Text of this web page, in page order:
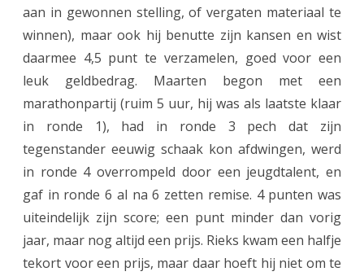
aan in gewonnen stelling, of vergaten materiaal te
winnen), maar ook hij benutte zijn kansen en wist
daarmee 4,5 punt te verzamelen, goed voor een
leuk geldbedrag. Maarten begon met een
marathonpartij (ruim 5 uur, hij was als laatste klaar
in ronde 1), had in ronde 3 pech dat zijn
tegenstander eeuwig schaak kon afdwingen, werd
in ronde 4 overrompeld door een jeugdtalent, en
gaf in ronde 6 al na 6 zetten remise. 4 punten was
uiteindelijk zijn score; een punt minder dan vorig
jaar, maar nog altijd een prijs. Rieks kwam een halfje
tekort voor een prijs, maar daar hoeft hij niet om te